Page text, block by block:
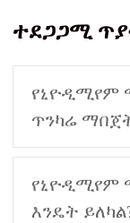
ተደጋጋሚ
የኒዮዲሚየም
ጥንካሬ
የኒዮዲሚየም
እንዴት